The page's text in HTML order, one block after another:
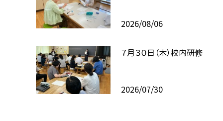
2026/08/06
７月３０日（木）校内研修
2026/07/30